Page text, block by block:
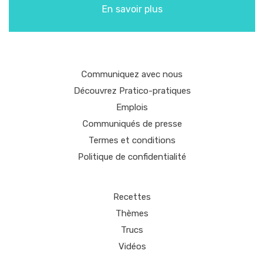
En savoir plus
Communiquez avec nous
Découvrez Pratico-pratiques
Emplois
Communiqués de presse
Termes et conditions
Politique de confidentialité
Recettes
Thèmes
Trucs
Vidéos